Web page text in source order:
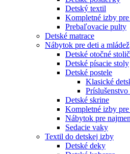
Detský textil
Kompletné izby pre
Prebaľovacie pulty
Detské matrace
Nábytok pre deti a mládež
Detské otočné
Detské písacie stoly
Detské postele
Klasické
Detské skrine
Kompletné izby pre
Nábytok pre
Sedacie vaky
Textil do detskej izby
Detské deky